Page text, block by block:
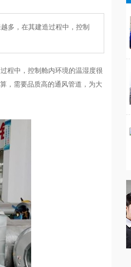
多，在其建造过程中，控制
程中，控制舱内环境的温湿度很
，需要品质高的通风管道，为大